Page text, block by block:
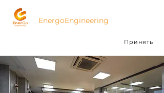
EnergoEngineering
Принять